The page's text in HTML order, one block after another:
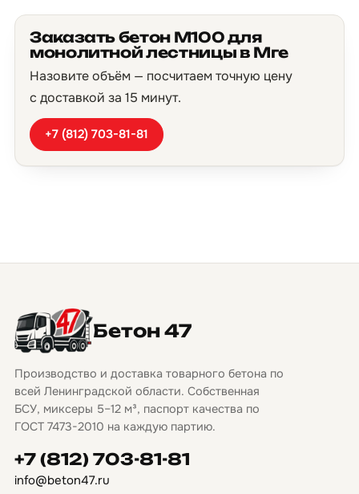
Заказать бетон М100 для
монолитной лестницы в Мге
Назовите объём — посчитаем точную цену
с доставкой за 15 минут.
+7 (812) 703-81-81
Бетон 47
Производство и доставка товарного бетона по
всей Ленинградской области. Собственная
БСУ, миксеры 5–12 м³, паспорт качества по
ГОСТ 7473-2010 на каждую партию.
+7 (812) 703-81-81
info@beton47.ru